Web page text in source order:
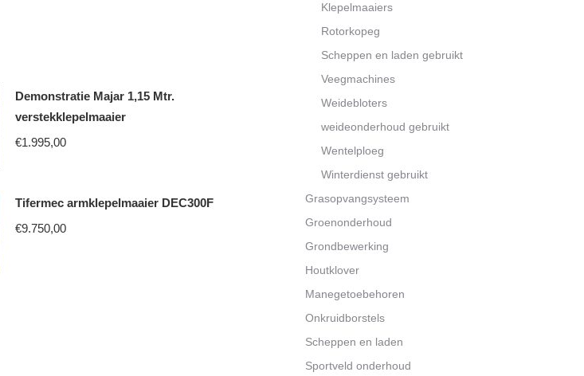
Demonstratie Majar 1,15 Mtr.
verstekklepelmaaier
€1.995,00
Tifermec armklepelmaaier DEC300F
€9.750,00
Klepelmaaiers
Rotorkopeg
Scheppen en laden gebruikt
Veegmachines
Weidebloters
weideonderhoud gebruikt
Wentelploeg
Winterdienst gebruikt
Grasopvangsysteem
Groenonderhoud
Grondbewerking
Houtklover
Manegetoebehoren
Onkruidborstels
Scheppen en laden
Sportveld onderhoud